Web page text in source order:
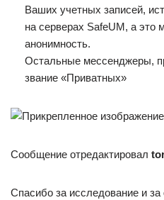
Ваших учетных записей,
на серверах SafeUM, а это
анонимность.
Остальные мессенджеры,
звание «Приватных»
Сообщение отредактировал
Спасибо за исследование и за